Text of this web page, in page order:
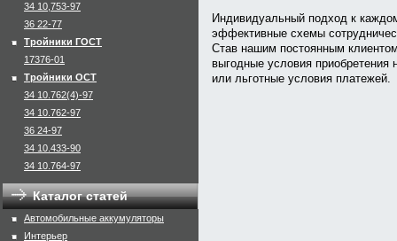
34 10,753-97
36 22-77
Тройники ГОСТ
17376-01
Тройники ОСТ
34 10.762(4)-97
34 10.762-97
36 24-97
34 10.433-90
34 10.764-97
Каталог статей
Автомобильные аккумуляторы
Интерьер
Индивидуальный подход к
эффективные схемы
Став нашим постоянным
выгодные условия приобретения
или льготные условия платежей.